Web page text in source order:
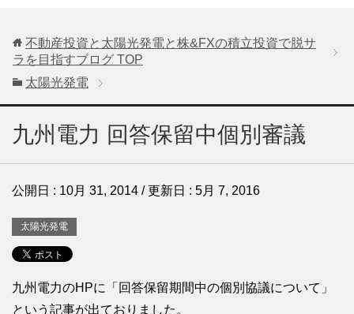
不動産投資と太陽光発電と株&FXの積立投資で脱サ
ラを目指すブログ TOP
太陽光発電
九州電力 回答保留中個別審議
公開日 : 10月 31, 2014 / 更新日 : 5月 7, 2016
太陽光発電
九州電力のHPに「回答保留期間中の個別協議について」
という記事が出ておりました。